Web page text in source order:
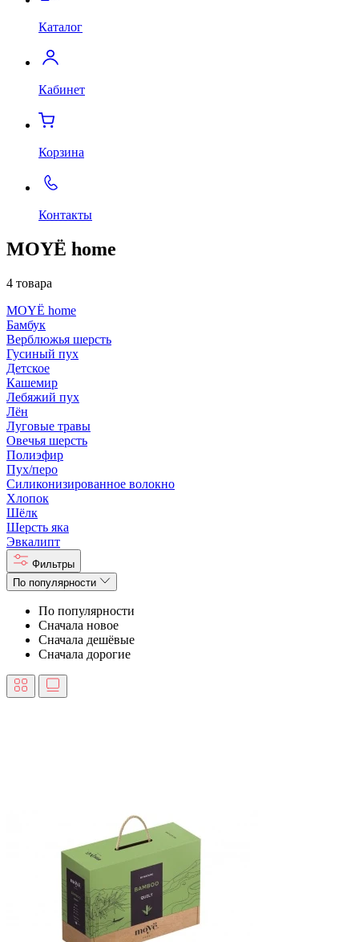
Каталог
Кабинет
Корзина
Контакты
MOYЁ home
4 товара
MOYЁ home
Бамбук
Верблюжья шерсть
Гусиный пух
Детское
Кашемир
Лебяжий пух
Лён
Луговые травы
Овечья шерсть
Полиэфир
Пух/перо
Силиконизированное волокно
Хлопок
Шёлк
Шерсть яка
Эвкалипт
Фильтры
По популярности
По популярности
Сначала новое
Сначала дешёвые
Сначала дорогие